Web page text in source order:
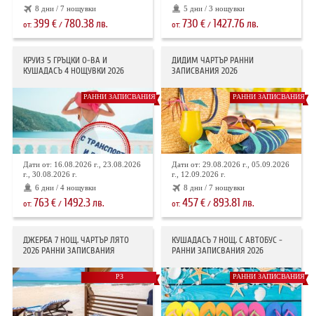
8 дни / 7 нощувки
от: 399 €/ 780.38лв.
5 дни / 3 нощувки
от: 730 € / 1427.76лв.
КРУИЗ 5 ГРЪЦКИ О-ВА И
КУШАДАСЪ 4 НОЩУВКИ 2026
РАННИ ЗАПИСВАНИЯ
Дати от: 16.08.2026 г., 23.08.2026
г., 30.08.2026 г.
6 дни / 4 нощувки
от: 763€/ 1492.3лв.
ДИДИМ ЧАРТЪР РАННИ
ЗАПИСВАНИЯ 2026
РАННИ ЗАПИСВАНИЯ
Дати от: 29.08.2026 г., 05.09.2026
г., 12.09.2026 г.
8 дни / 7 нощувки
от:457€ /893.81 лв.
ДЖЕРБА 7 НОЩ. ЧАРТЪР ЛЯТО
2026 РАННИ ЗАПИСВАНИЯ
РЗ
КУШАДАСЪ 7 НОЩ. С АВТОБУС -
РАННИ ЗАПИСВАНИЯ 2026
РАННИ ЗАПИСВАНИЯ